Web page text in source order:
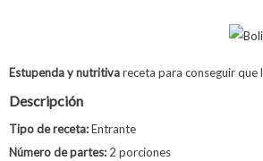
Estupenda y nutritivareceta para conseguir que
Descripción
Tipo de receta:Entrante
Número de partes: 2 porciones